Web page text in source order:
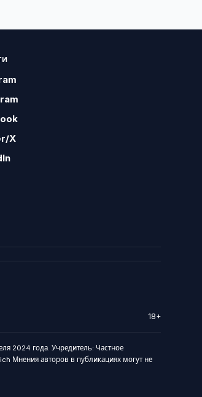
X
18+
2024 года. Учредитель: Частное
Мнения авторов в публикациях могут не